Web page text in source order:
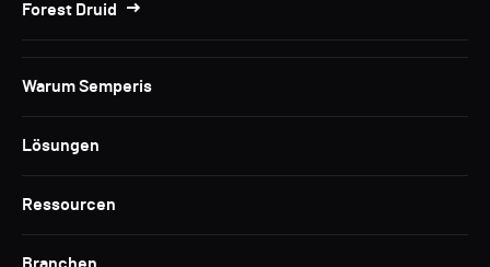
Forest Druid
Warum Semperis
Lösungen
Ressourcen